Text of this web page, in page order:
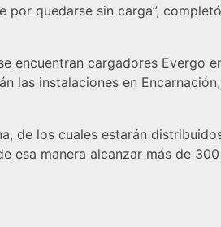
quedarse sin carga”,
cargadores Evergo
las instalaciones en
de los cuales estarán
esa manera alcanzar más de